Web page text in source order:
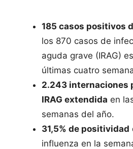
185 casos positivos
los 870 casos de
aguda grave (IRAG)
últimas cuatro
2.243 internaciones
IRAG extendida en
semanas del año.
31,5% de positividad
influenza en la